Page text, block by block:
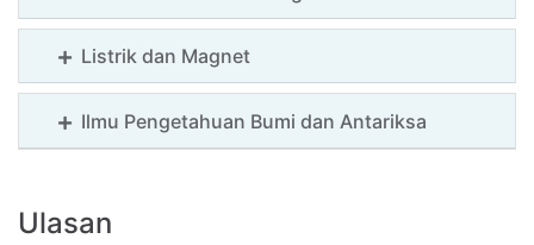
Listrik dan Magnet
Ilmu Pengetahuan Bumi dan Antariksa
Ulasan